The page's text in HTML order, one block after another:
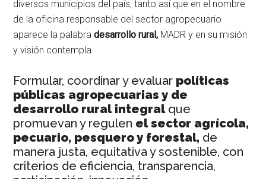
diversos municipios del país, tanto así que en el nombre
de la oficina responsable del sector agropecuario
aparece la palabradesarrollo rural, MADR y en su misión
y visión contempla
Formular, coordinar y evaluar políticas
públicas agropecuarias y de
desarrollo rural integralque
promuevan y regulen el sector agrícola,
pecuario, pesquero y forestal, de
manera justa, equitativa y sostenible, con
criterios de eficiencia, transparencia,